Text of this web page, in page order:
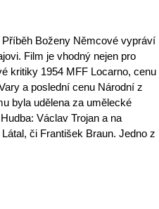
Boženy Němcové vypráví
Film je vhodný nejen pro
kritiky 1954 MFF Locarno, cenu
a poslední cenu Národní z
byla udělena za umělecké
Václav Trojan a na
či František Braun. Jedno z